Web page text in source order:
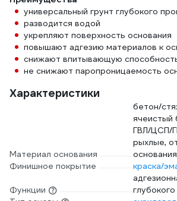
универсальный грунт глубокого
разводится водой
укрепляют поверхность основания
повышают адгезию материалов к
снижают впитывающую
не снижают паропроницаемость
Характеристики
Материал основания
бетон/
ячеистый
ГВЛ/ЦСП/
рыхлые,
основания
Финишное покрытие
краска/
Функции